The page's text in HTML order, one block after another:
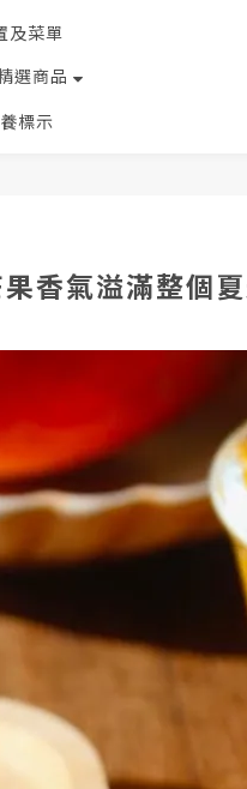
及菜單
選商品
標示
香氣溢滿整個夏